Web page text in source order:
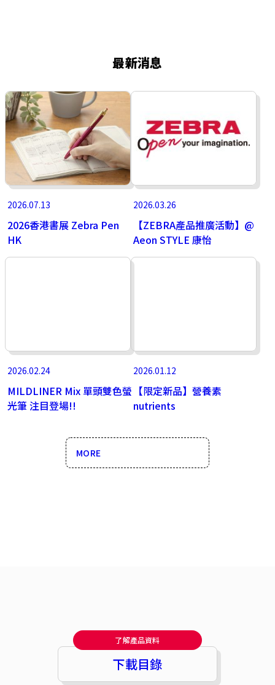
最新消息
2026.07.13
2026香港書展 Zebra Pen
HK
2026.03.26
【ZEBRA產品推廣活動】@
Aeon STYLE 康怡
2026.02.24
MILDLINER Mix 單頭雙色螢
光筆 注目登場!!
2026.01.12
【限定新品】營養素
nutrients
MORE
了解產品資料
下載目錄